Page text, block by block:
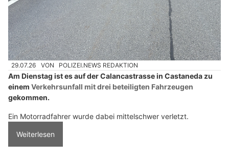
29.07.26 VON POLIZEI.NEWS REDAKTION
Am Dienstag ist es auf der Calancastrasse in Castaneda zu
einem Verkehrsunfall mit drei beteiligten Fahrzeugen
gekommen.
Ein Motorradfahrer wurde dabei mittelschwer verletzt.
Weiterlesen